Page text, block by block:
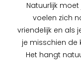
Natuurlijk
voelen zich
vriendelijk en als
je misschien de
Het hangt